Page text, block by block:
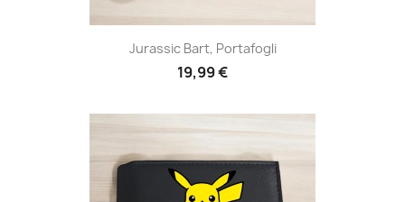
Jurassic Bart, Portafogli
19,99 €